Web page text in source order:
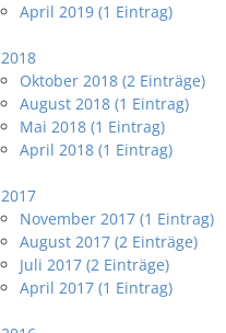
April 2019 (1 Eintrag)
2018
Oktober 2018 (2 Einträge)
August 2018 (1 Eintrag)
Mai 2018 (1 Eintrag)
April 2018 (1 Eintrag)
2017
November 2017 (1 Eintrag)
August 2017 (2 Einträge)
Juli 2017 (2 Einträge)
April 2017 (1 Eintrag)